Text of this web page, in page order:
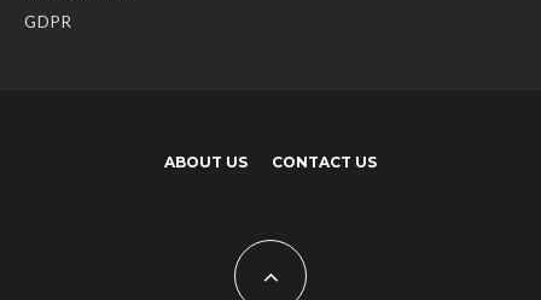
GDPR
ABOUT US CONTACT US